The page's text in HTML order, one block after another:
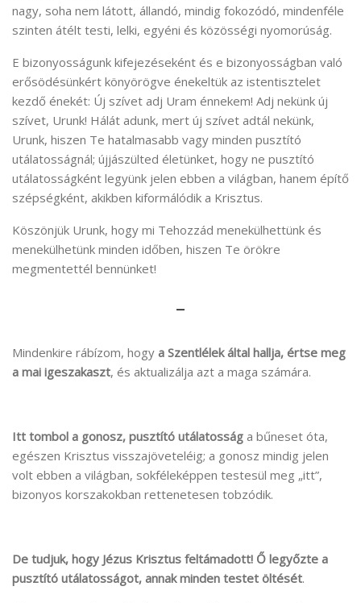
nagy, soha nem látott, állandó, mindig fokozódó, mindenféle
szinten átélt testi, lelki, egyéni és közösségi nyomorúság.
E bizonyosságunk kifejezéseként és e bizonyosságban való
erősödésünkért könyörögve énekeltük az istentisztelet
kezdő énekét: Új szívet adj Uram énnekem! Adj nekünk új
szívet, Urunk! Hálát adunk, mert új szívet adtál nekünk,
Urunk, hiszen Te hatalmasabb vagy minden pusztító
utálatosságnál; újjászülted életünket, hogy ne pusztító
utálatosságként legyünk jelen ebben a világban, hanem építő
szépségként, akikben kiformálódik a Krisztus.
Köszönjük Urunk, hogy mi Tehozzád menekülhettünk és
menekülhetünk minden időben, hiszen Te örökre
megmentettél bennünket!
–
Mindenkire rábízom, hogy a Szentlélek által hallja, értse meg
a mai igeszakaszt, és aktualizálja azt a maga számára.
Itt tombol a gonosz, pusztító utálatosság a bűneset óta,
egészen Krisztus visszajöveteléig; a gonosz mindig jelen
volt ebben a világban, sokféleképpen testesül meg „itt”,
bizonyos korszakokban rettenetesen tobzódik.
De tudjuk, hogy Jézus Krisztus feltámadott! Ő legyőzte a
pusztító utálatosságot, annak minden testet öltését.